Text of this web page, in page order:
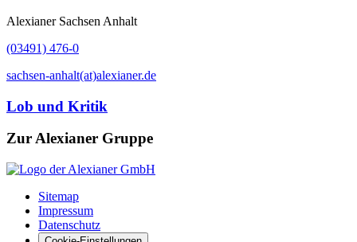
Alexianer Sachsen Anhalt
(03491) 476-0
sachsen-anhalt(at)alexianer.de
Lob und Kritik
Zur Alexianer Gruppe
Sitemap
Impressum
Datenschutz